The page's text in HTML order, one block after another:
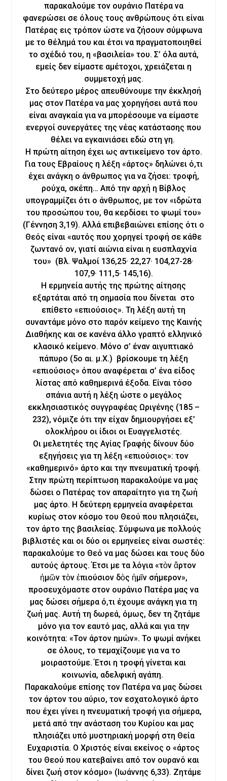
παρακαλούμε τον ουράνιο Πατέρα να
φανερώσει σε όλους τους ανθρώπους ότι είναι
Πατέρας εις τρόπον ώστε να ζήσουν σύμφωνα
με το θέλημά του και έτσι να πραγματοποιηθεί
το σχέδιό του, η «βασιλεία» του. Σ’ όλα αυτά,
εμείς δεν είμαστε αμέτοχοι, χρειάζεται η
συμμετοχή μας.
Στο δεύτερο μέρος απευθύνουμε την έκκλησή
μας στον Πατέρα να μας χορηγήσει αυτά που
είναι αναγκαία για να μπορέσουμε να είμαστε
ενεργοί συνεργάτες της νέας κατάστασης που
θέλει να εγκαινιάσει εδώ στη γη.
Η πρώτη αίτηση έχει ως αντικείμενο τον άρτο.
Για τους Εβραίους η λέξη «άρτος» δηλώνει ό,τι
έχει ανάγκη ο άνθρωπος για να ζήσει: τροφή,
ρούχα, σκέπη… Από την αρχή η Βίβλος
υπογραμμίζει ότι ο άνθρωπος, με τον «ιδρώτα
του προσώπου του, θα κερδίσει το ψωμί του»
(Γέννηση 3,19). Αλλά επιβεβαιώνει επίσης ότι ο
Θεός είναι «αυτός που χορηγεί τροφή σε κάθε
ζωντανό ον, γιατί αιώνια είναι η ευσπλαχνία
του» (Βλ. Ψαλμοί 136,25· 22,27· 104,27-28·
107,9· 111,5· 145,16).
Η ερμηνεία αυτής της πρώτης αίτησης
εξαρτάται από τη σημασία που δίνεται στο
επίθετο «επιούσιος». Τη λέξη αυτή τη
συναντάμε μόνο στο παρόν κείμενο της Καινής
Διαθήκης και σε κανένα άλλο γραπτό ελληνικό
κλασικό κείμενο. Μόνο σ’ έναν αιγυπτιακό
πάπυρο (5ο αι. μ.Χ.) βρίσκουμε τη λέξη
«επιούσιος» όπου αναφέρεται σ’ ένα είδος
λίστας από καθημερινά έξοδα. Είναι τόσο
σπάνια αυτή η λέξη ώστε ο μεγάλος
εκκλησιαστικός συγγραφέας Ωριγένης (185 –
232), νόμιζε ότι την είχαν δημιουργήσει εξ’
ολοκλήρου οι ίδιοι οι Ευαγγελιστές.
Οι μελετητές της Αγίας Γραφής δίνουν δύο
εξηγήσεις για τη λέξη «επιούσιος»: τον
«καθημερινό» άρτο και την πνευματική τροφή.
Στην πρώτη περίπτωση παρακαλούμε να μας
δώσει ο Πατέρας τον απαραίτητο για τη ζωή
μας άρτο. Η δεύτερη ερμηνεία αναφέρεται
κυρίως στον κόσμο του Θεού που πλησιάζει,
τον άρτο της βασιλείας. Σύμφωνα με πολλούς
βιβλιστές και οι δύο οι ερμηνείες είναι σωστές:
παρακαλούμε το Θεό να μας δώσει και τους δύο
αυτούς άρτους. Έτσι με τα λόγια «τὸν ἄρτον
ἡμῶν τὸν ἐπιούσιον δὸς ἡμῖν σήμερον»,
προσευχόμαστε στον ουράνιο Πατέρα μας να
μας δώσει σήμερα ό,τι έχουμε ανάγκη για τη
ζωή μας. Αυτή τη δωρεά, όμως, δεν τη ζητάμε
μόνο για τον εαυτό μας, αλλά και για την
κοινότητα: «Τον άρτον ημών». Το ψωμί ανήκει
σε όλους, το τεμαχίζουμε για να το
μοιραστούμε. Έτσι η τροφή γίνεται και
κοινωνία, αδελφική αγάπη.
Παρακαλούμε επίσης τον Πατέρα να μας δώσει
τον άρτον του αύριο, τον εσχατολογικό άρτο
που έχει γίνει η πνευματική τροφή για σήμερα,
μετά από την ανάσταση του Κυρίου και μας
πλησιάζει υπό μυστηριακή μορφή στη Θεία
Ευχαριστία. Ο Χριστός είναι εκείνος ο «άρτος
του Θεού που κατεβαίνει από τον ουρανό και
δίνει ζωή στον κόσμο» (Ιωάννης 6,33). Ζητάμε